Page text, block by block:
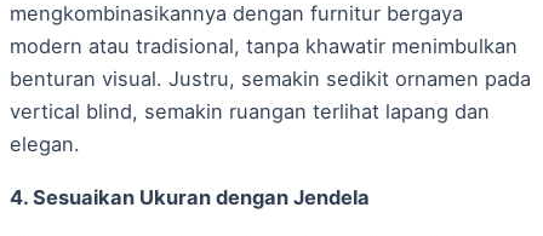
mengkombinasikannya dengan furnitur bergaya
modern atau tradisional, tanpa khawatir menimbulkan
benturan visual. Justru, semakin sedikit ornamen pada
vertical blind, semakin ruangan terlihat lapang dan
elegan.
4. Sesuaikan Ukuran dengan Jendela